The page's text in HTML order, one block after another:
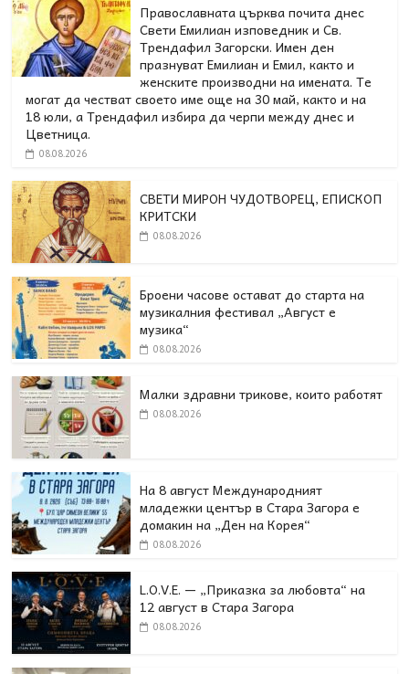
Православната църква почита днес
Свети Емилиан изповедник и Св.
Трендафил Загорски. Имен ден
празнуват Емилиан и Емил, както и
женските производни на имената. Те
могат да честват своето име още на 30 май, както и на
18 юли, а Трендафил избира да черпи между днес и
Цветница.
08.08.2026
СВЕТИ МИРОН ЧУДОТВОРЕЦ, ЕПИСКОП
КРИТСКИ
08.08.2026
Броени часове остават до старта на
музикалния фестивал „Август е
музика“
08.08.2026
Малки здравни трикове, които работят
08.08.2026
На 8 август Международният
младежки център в Стара Загора е
домакин на „Ден на Корея“
08.08.2026
L.O.V.E. — „Приказка за любовта“ на
12 август в Стара Загора
08.08.2026